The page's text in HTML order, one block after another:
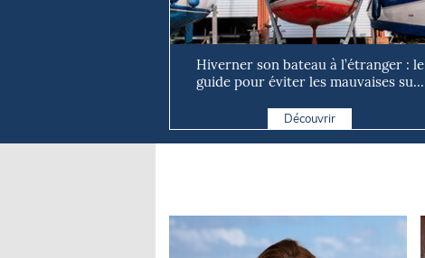
Hiverner son bateau à l’étranger : le
guide pour éviter les mauvaises su...
Découvrir